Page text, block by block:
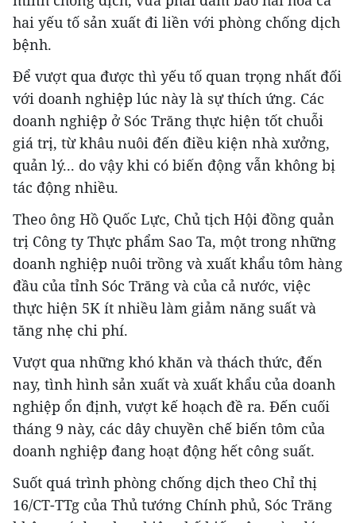
hai yếu tố sản xuất đi liền với phòng chống dịch
bệnh.
Để vượt qua được thì yếu tố quan trọng nhất đối
với doanh nghiệp lúc này là sự thích ứng. Các
doanh nghiệp ở Sóc Trăng thực hiện tốt chuỗi
giá trị, từ khâu nuôi đến điều kiện nhà xưởng,
quản lý... do vậy khi có biến động vẫn không bị
tác động nhiều.
Theo ông Hồ Quốc Lực, Chủ tịch Hội đồng quản
trị Công ty Thực phẩm Sao Ta, một trong những
doanh nghiệp nuôi trồng và xuất khẩu tôm hàng
đầu của tỉnh Sóc Trăng và của cả nước, việc
thực hiện 5K ít nhiều làm giảm năng suất và
tăng nhẹ chi phí.
Vượt qua những khó khăn và thách thức, đến
nay, tình hình sản xuất và xuất khẩu của doanh
nghiệp ổn định, vượt kế hoạch đề ra. Đến cuối
tháng 9 này, các dây chuyền chế biến tôm của
doanh nghiệp đang hoạt động hết công suất.
Suốt quá trình phòng chống dịch theo Chỉ thị
16/CT-TTg của Thủ tướng Chính phủ, Sóc Trăng